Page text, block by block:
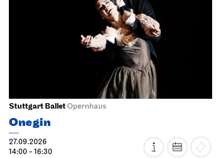
Stuttgart BalletOpernhaus
Onegin
27.09.2026
14:00 - 16:30